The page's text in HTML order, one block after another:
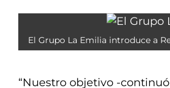
El Grupo La Emilia introduce a
“Nuestro objetivo -